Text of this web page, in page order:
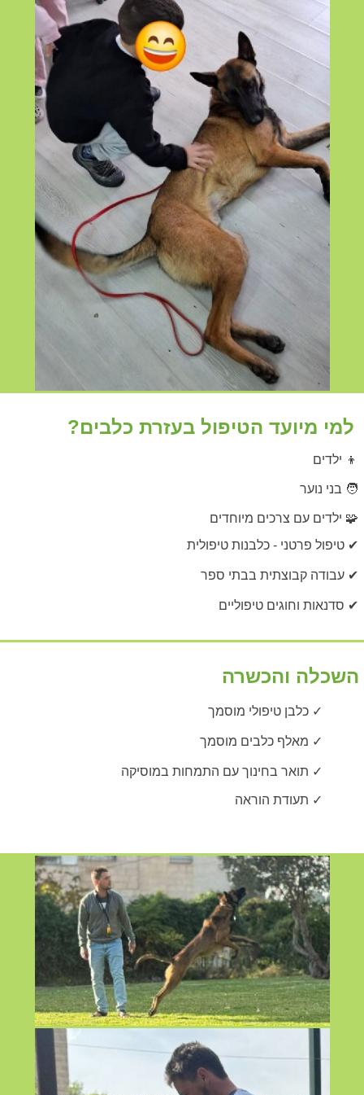
👦 ילדים
🧑 בני נוער
🧩 ילדים עם צרכים מיוחדים
✔ טיפול פרטני - כלבנות טיפולית
✔ עבודה קבוצתית בבתי ספר
✔ סדנאות וחוגים טיפוליים
למי מיועד הטיפול בעזרת כלבים?
השכלה והכשרה
✓ כלבן טיפולי מוסמך
✓ מאלף כלבים מוסמך
✓ תואר בחינוך עם התמחות במוסיקה
✓ תעודת הוראה